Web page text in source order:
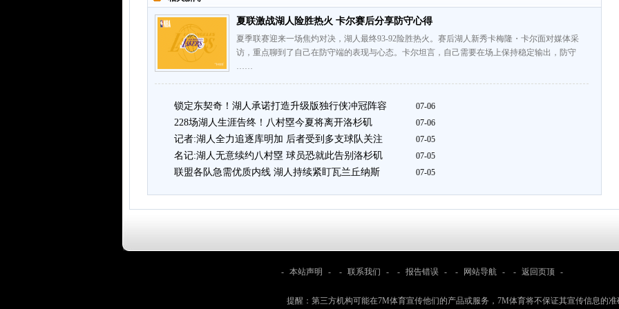
夏联激战湖人险胜热火 卡尔赛后分享防守心得
夏季联赛迎来一场焦灼对决，湖人最终93-92险胜热火。赛后湖人新秀卡梅隆・卡尔面对媒体采
访，重点聊到了自己在防守端的表现与心态。卡尔坦言，自己需要在场上保持稳定输出，防守
……
锁定东契奇！湖人承诺打造升级版独行侠冲冠阵容 07-06
228场湖人生涯告终！八村塁今夏将离开洛杉矶 07-06
记者:湖人全力追逐库明加 后者受到多支球队关注 07-05
名记:湖人无意续约八村塁 球员恐就此告别洛杉矶 07-05
联盟各队急需优质内线 湖人持续紧盯瓦兰丘纳斯 07-05
- 本站声明 - - 联系我们 - - 报告错误 - - 网站导航 - - 返回页顶 -
提醒：第三方机构可能在7M体育宣传他们的产品或服务，7M体育将不保证其宣传信息的准